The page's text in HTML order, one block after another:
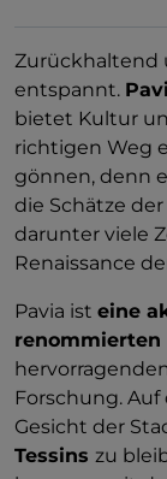
Zurückhaltend
entspannt.
bietet Kultur
richtigen Weg
gönnen, denn
die Schätze
darunter viele
Renaissance
Pavia ist eine
Forschung. Auf
Gesicht der
Tessins zu